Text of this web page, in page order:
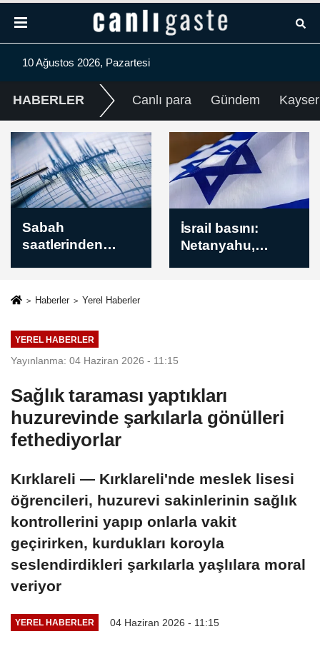
10 Ağustos 2026, Pazartesi
HABERLER Canlı para Gündem
İsrail basını:
Netanyahu,
plana şans
Peru: Rusya-
Ukrayna
Haberler Yerel Haberler
YEREL HABERLER
Yayınlanma: 04 Haziran 2026 - 11:15
Sağlık taraması yaptıkları
huzurevinde şarkılarla gönülleri
fethediyorlar
Kırklareli — Kırklareli'nde meslek lisesi
öğrencileri, huzurevi sakinlerinin sağlık
kontrollerini yapıp onlarla vakit
geçirirken, kurdukları koroyla
seslendirdikleri şarkılarla yaşlılara moral
veriyor
YEREL HABERLER 04 Haziran 2026 - 11:15